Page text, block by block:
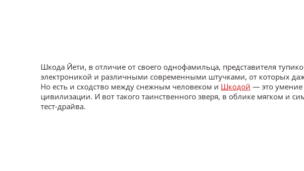
Шкода Йети, в отличие от своего однофамильца, представителя
электроникой и различными современными штучками, от которых
Но есть и сходство между снежным человеком и Шкодой — это умение
цивилизации. И вот такого таинственного зверя, в облике мягком и
тест-драйва.